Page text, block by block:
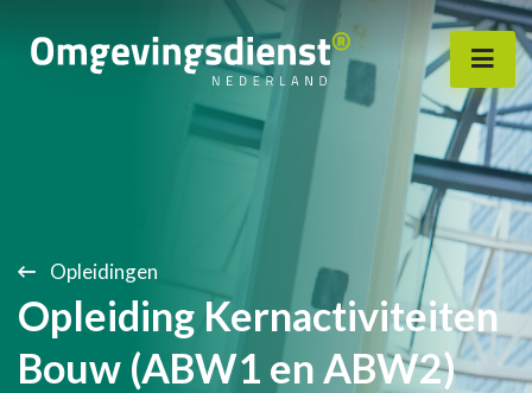
Opleidingen
Opleiding Kernactiviteiten
Bouw (ABW1 en ABW2)